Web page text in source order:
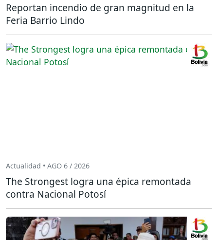
Reportan incendio de gran magnitud en la
Feria Barrio Lindo
Actualidad • AGO 6 / 2026
The Strongest logra una épica remontada
contra Nacional Potosí